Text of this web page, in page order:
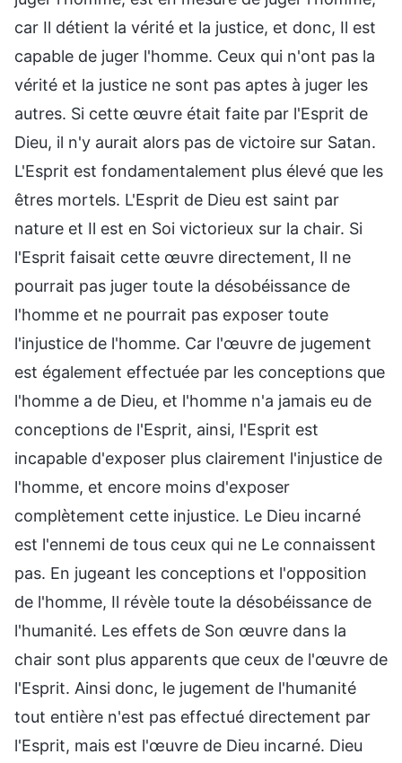
car Il détient la vérité et la justice, et donc, Il est
capable de juger l'homme. Ceux qui n'ont pas la
vérité et la justice ne sont pas aptes à juger les
autres. Si cette œuvre était faite par l'Esprit de
Dieu, il n'y aurait alors pas de victoire sur Satan.
L'Esprit est fondamentalement plus élevé que les
êtres mortels. L'Esprit de Dieu est saint par
nature et Il est en Soi victorieux sur la chair. Si
l'Esprit faisait cette œuvre directement, Il ne
pourrait pas juger toute la désobéissance de
l'homme et ne pourrait pas exposer toute
l'injustice de l'homme. Car l'œuvre de jugement
est également effectuée par les conceptions que
l'homme a de Dieu, et l'homme n'a jamais eu de
conceptions de l'Esprit, ainsi, l'Esprit est
incapable d'exposer plus clairement l'injustice de
l'homme, et encore moins d'exposer
complètement cette injustice. Le Dieu incarné
est l'ennemi de tous ceux qui ne Le connaissent
pas. En jugeant les conceptions et l'opposition
de l'homme, Il révèle toute la désobéissance de
l'humanité. Les effets de Son œuvre dans la
chair sont plus apparents que ceux de l'œuvre de
l'Esprit. Ainsi donc, le jugement de l'humanité
tout entière n'est pas effectué directement par
l'Esprit, mais est l'œuvre de Dieu incarné. Dieu